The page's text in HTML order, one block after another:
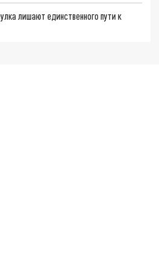
лишают единственного пути к